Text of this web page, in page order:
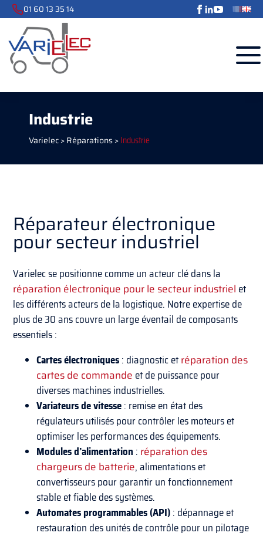
01 60 13 35 14
Industrie
Varielec>Réparations>Industrie
Réparateur électronique
pour secteur industriel
Varielec se positionne comme un acteur clé dans la
réparation électronique pour le secteur industriel et
les différents acteurs de la logistique. Notre expertise de
plus de 30 ans couvre un large éventail de composants
essentiels :
Cartes électroniques: diagnostic etréparation des
cartes de commande et de puissance pour
diverses machines industrielles.
Variateurs de vitesse: remise en état des
régulateurs utilisés pour contrôler les moteurs et
optimiser les performances des équipements.
Modules d’alimentation : réparation des
chargeurs de batterie, alimentations et
convertisseurs pour garantir un fonctionnement
stable et fiable des systèmes.
Automates programmables (API): dépannage et
restauration des unités de contrôle pour un pilotage